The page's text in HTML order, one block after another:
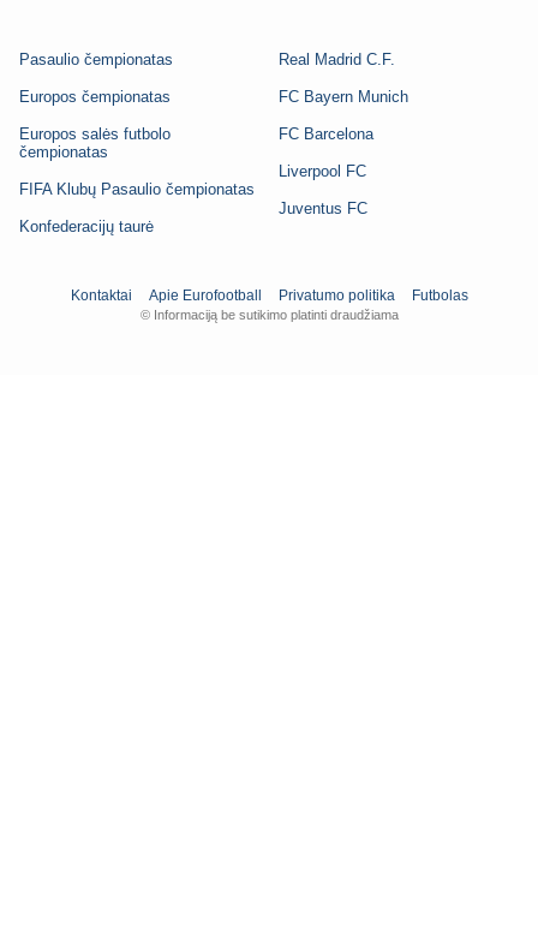
Pasaulio čempionatas
Europos čempionatas
Europos salės futbolo
čempionatas
FIFA Klubų Pasaulio čempionatas
Konfederacijų taurė
Real Madrid C.F.
FC Bayern Munich
FC Barcelona
Liverpool FC
Juventus FC
Kontaktai Apie Eurofootball Privatumo politika Futbolas
© Informaciją be sutikimo platinti draudžiama